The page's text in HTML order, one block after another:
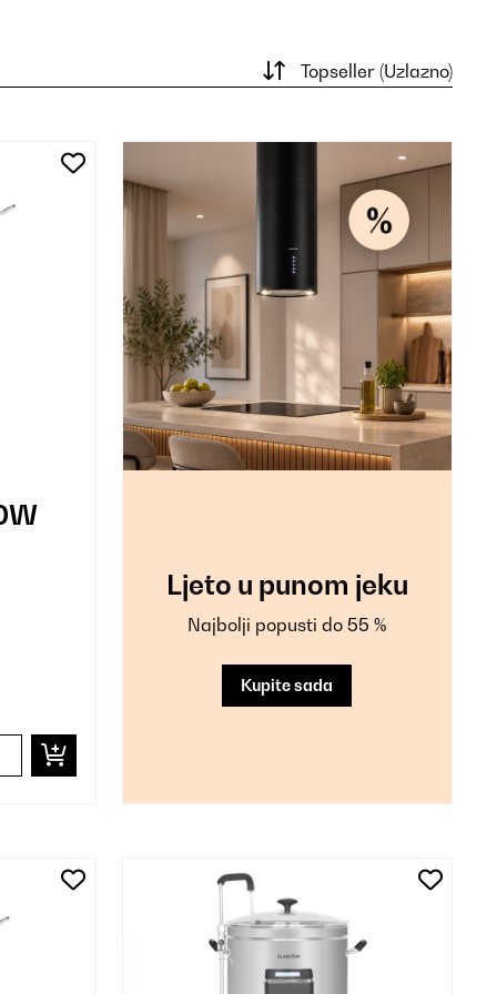
Topseller (Uzlazno)
Ljeto u punom jeku
Najbolji popusti do 55 %
Kupite sada